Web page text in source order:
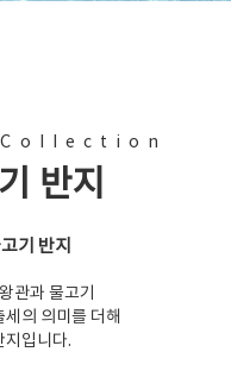
Collection
반지
기 반지
관과 물고기
의 의미를 더해
지입니다.